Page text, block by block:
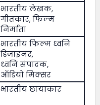
भारतीय लेखक,
गीतकार, फिल्म
निर्माता
भारतीय फिल्म ध्वनि
डिजाइनर,
ध्वनि संपादक,
ऑडियो मिक्सर
भारतीय छायाकार